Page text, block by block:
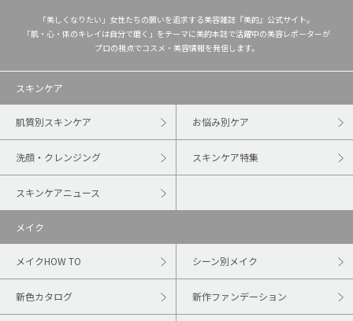
「美しくなりたい」女性たちの願いを追求する美容雑誌『美的』公式サイト。
「肌・心・体のキレイは自分で磨く」をテーマに美的本誌で活躍中の美容レポーターが
プロの視点でコスメ・美容情報を発信します。
スキンケア
肌質別スキンケア お悩み別ケア
洗顔・クレンジング スキンケア特集
スキンケアニュース
メイク
メイクHOW TO シーン別メイク
新色カタログ 新作ファンデーション